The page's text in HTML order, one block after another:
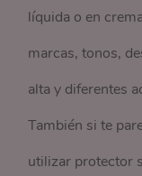
líquida o en
marcas, tonos,
alta y diferentes
También si te
utilizar protector